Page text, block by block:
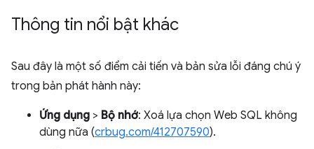
Thông tin nổi bật khác
Sau đây là một số điểm cải tiến và bản sửa lỗi đáng chú ý
trong bản phát hành này:
Ứng dụng > Bộ nhớ: Xoá lựa chọn Web SQL không
dùng nữa (crbug.com/412707590).